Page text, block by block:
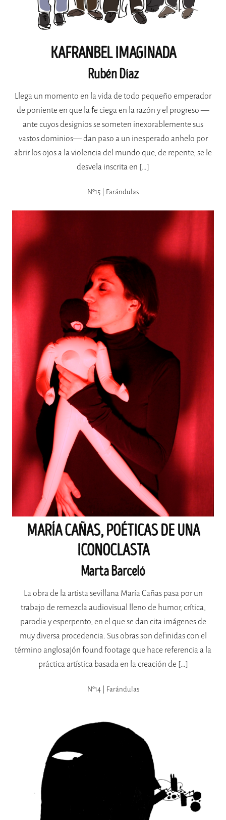
KAFRANBEL IMAGINADA
Rubén Díaz
Llega un momento en la vida de todo pequeño emperador
de poniente en que la fe ciega en la razón y el progreso —
ante cuyos designios se someten inexorablemente sus
vastos dominios— dan paso a un inesperado anhelo por
abrir los ojos a la violencia del mundo que, de repente, se le
desvela inscrita en […]
Nº15 | Farándulas
MARÍA CAÑAS, POÉTICAS DE UNA
ICONOCLASTA
Marta Barceló
La obra de la artista sevillana María Cañas pasa por un
trabajo de remezcla audiovisual lleno de humor, crítica,
parodia y esperpento, en el que se dan cita imágenes de
muy diversa procedencia. Sus obras son definidas con el
término anglosajón found footage que hace referencia a la
práctica artística basada en la creación de […]
Nº14 | Farándulas